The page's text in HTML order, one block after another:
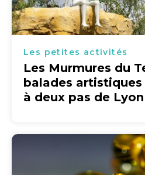
Les petites activités
Les Murmures du
balades artistiques
à deux pas de Lyon